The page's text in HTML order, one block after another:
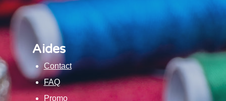
Aides
Contact
FAQ
Promo